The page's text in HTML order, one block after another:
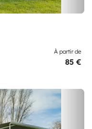
À partir de
85 €